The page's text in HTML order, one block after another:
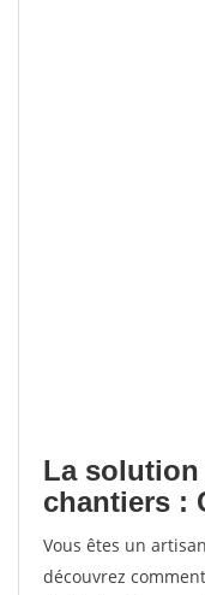
La
chantiers :
Vous êtes un
découvrez